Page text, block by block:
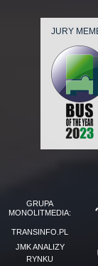
JURY
GRUPA
MONOLITMEDIA:
TRANSINFO.PL
JMK ANALIZY
RYNKU